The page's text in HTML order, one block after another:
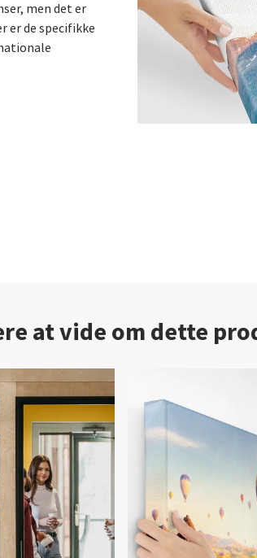
men det er
er de specifikke
at vide om dette